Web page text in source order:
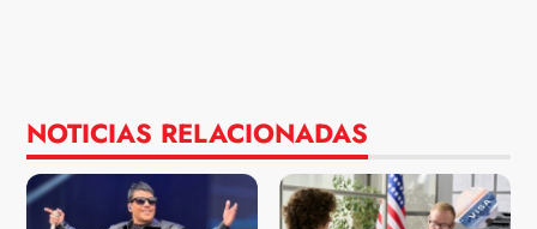
NOTICIAS RELACIONADAS